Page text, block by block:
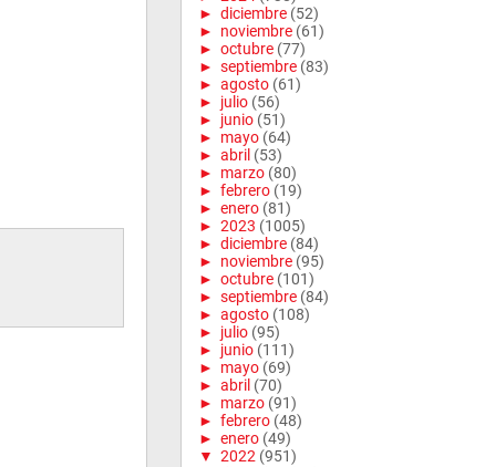
► diciembre (52)
► noviembre (61)
► octubre (77)
► septiembre (83)
► agosto (61)
► julio (56)
► junio (51)
► mayo (64)
► abril (53)
► marzo (80)
► febrero (19)
► enero (81)
► 2023 (1005)
► diciembre (84)
► noviembre (95)
► octubre (101)
► septiembre (84)
► agosto (108)
► julio (95)
► junio (111)
► mayo (69)
► abril (70)
► marzo (91)
► febrero (48)
► enero (49)
▼ 2022 (951)